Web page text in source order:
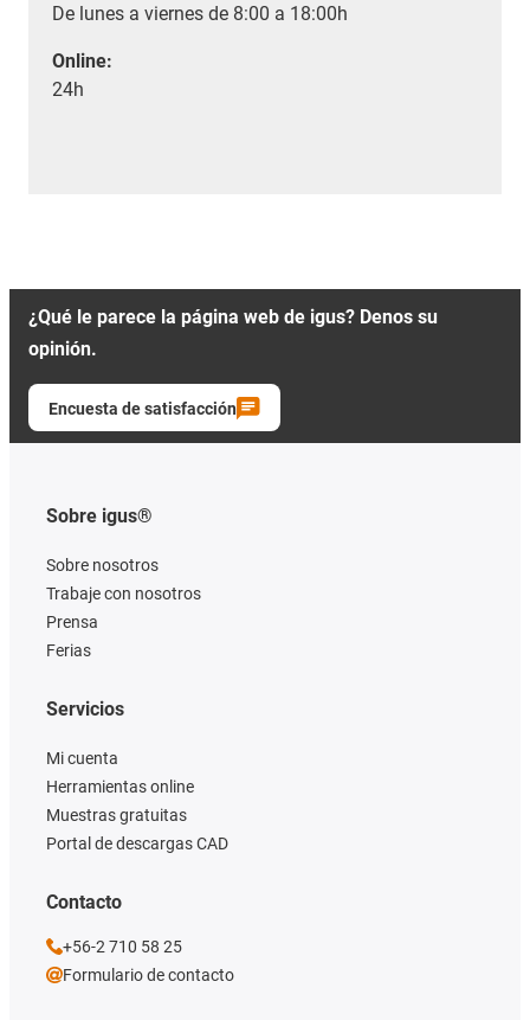
De lunes a viernes de 8:00 a 18:00h
Online:
24h
¿Qué le parece la página web de igus? Denos su
opinión.
Encuesta de satisfacción
Sobre igus®
Sobre nosotros
Trabaje con nosotros
Prensa
Ferias
Servicios
Mi cuenta
Herramientas online
Muestras gratuitas
Portal de descargas CAD
Contacto
+56-2 710 58 25
Formulario de contacto